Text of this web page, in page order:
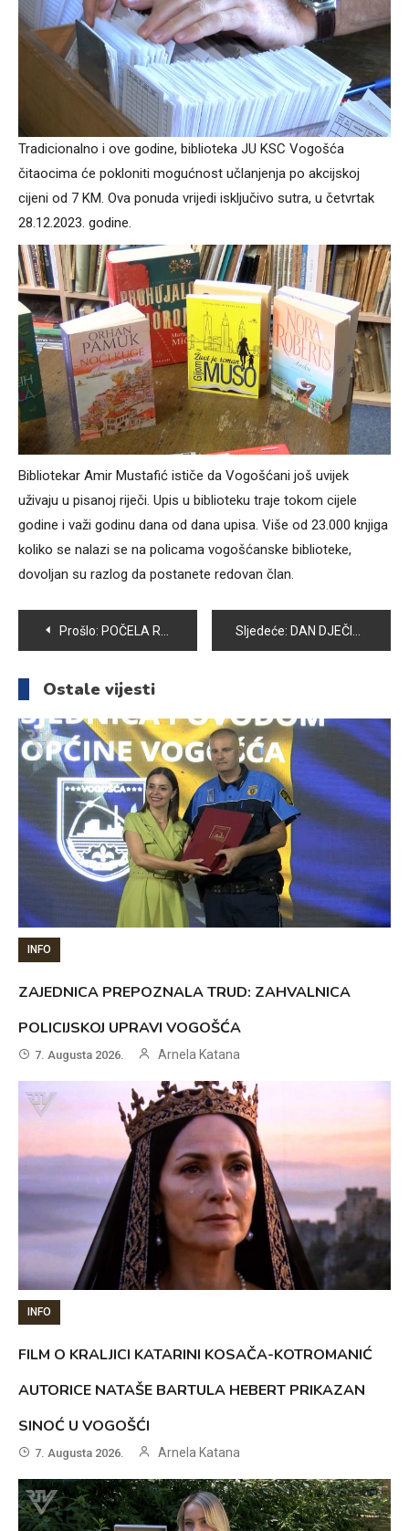
Tradicionalno i ove godine, biblioteka JU KSC Vogošća
čitaocima će pokloniti mogućnost učlanjenja po akcijskoj
cijeni od 7 KM. Ova ponuda vrijedi isključivo sutra, u četvrtak
28.12.2023. godine.
Bibliotekar Amir Mustafić ističe da Vogošćani još uvijek
uživaju u pisanoj riječi. Upis u biblioteku traje tokom cijele
godine i važi godinu dana od dana upisa. Više od 23.000 knjiga
koliko se nalazi se na policama vogošćanske biblioteke,
dovoljan su razlog da postanete redovan član.
Navigacija
članaka
Prošlo: POČELA REKONSTRUKCIJA FISKULTURNE SALE U OŠ „IZET ŠABIĆ“ U HOTONJU Sljedeće: DAN DJEČIJE RADOSTI OBILJEŽEN U VRTIĆU “LJILJANI”
Ostale vijesti
INFO
ZAJEDNICA PREPOZNALA TRUD: ZAHVALNICA
POLICIJSKOJ UPRAVI VOGOŠĆA
7. Augusta 2026. Arnela Katana
INFO
FILM O KRALJICI KATARINI KOSAČA-KOTROMANIĆ
AUTORICE NATAŠE BARTULA HEBERT PRIKAZAN
SINOĆ U VOGOŠĆI
7. Augusta 2026. Arnela Katana